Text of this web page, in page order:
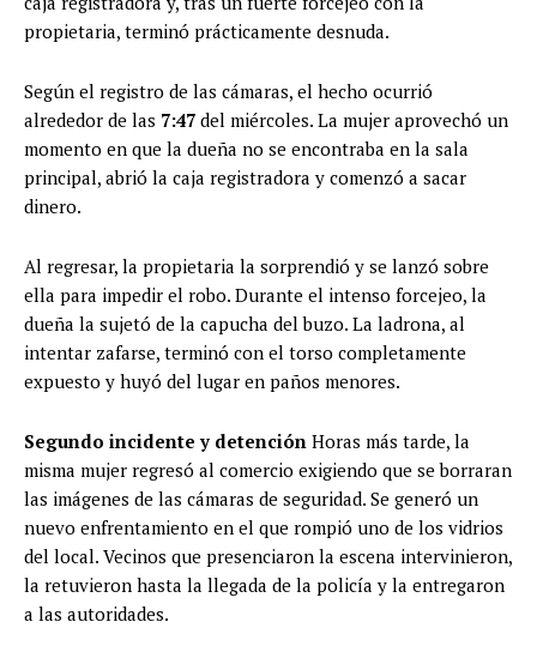
propietaria, terminó prácticamente desnuda.
Según el registro de las cámaras, el hecho ocurrió
alrededor de las 7:47 del miércoles. La mujer aprovechó un
momento en que la dueña no se encontraba en la sala
principal, abrió la caja registradora y comenzó a sacar
dinero.
Al regresar, la propietaria la sorprendió y se lanzó sobre
ella para impedir el robo. Durante el intenso forcejeo, la
dueña la sujetó de la capucha del buzo. La ladrona, al
intentar zafarse, terminó con el torso completamente
expuesto y huyó del lugar en paños menores.
Segundo incidente y detención Horas más tarde, la
misma mujer regresó al comercio exigiendo que se borraran
las imágenes de las cámaras de seguridad. Se generó un
nuevo enfrentamiento en el que rompió uno de los vidrios
del local. Vecinos que presenciaron la escena intervinieron,
la retuvieron hasta la llegada de la policía y la entregaron
a las autoridades.